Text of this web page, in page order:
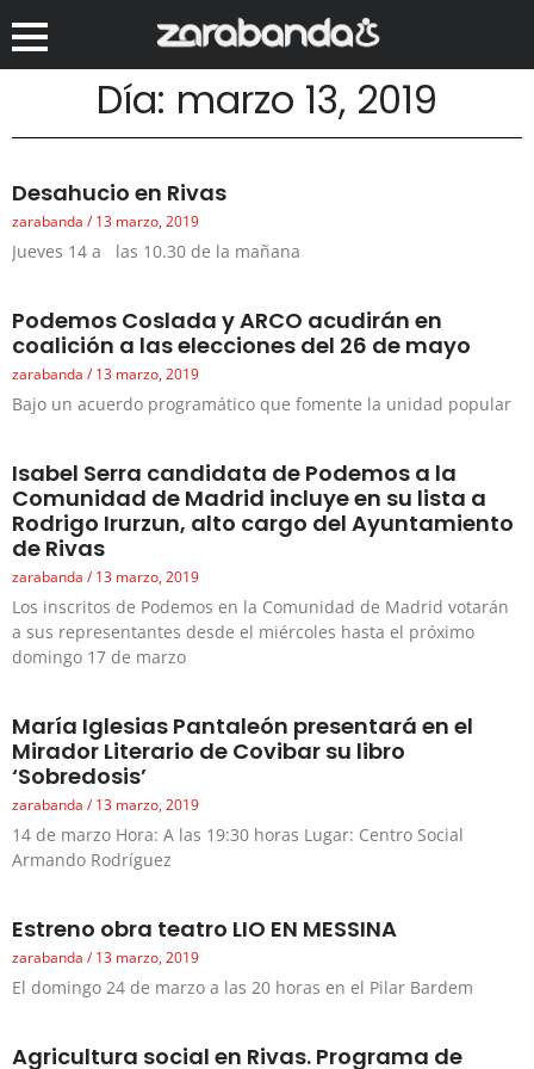
Día: marzo 13, 2019
Desahucio en Rivas
zarabanda 13 marzo, 2019
Jueves 14 a las 10.30 de la mañana
Podemos Coslada y ARCO acudirán en
coalición a las elecciones del 26 de mayo
zarabanda 13 marzo, 2019
Bajo un acuerdo programático que fomente la unidad popular
Isabel Serra candidata de Podemos a la
Comunidad de Madrid incluye en su lista a
Rodrigo Irurzun, alto cargo del Ayuntamiento
de Rivas
zarabanda 13 marzo, 2019
Los inscritos de Podemos en la Comunidad de Madrid votarán
a sus representantes desde el miércoles hasta el próximo
domingo 17 de marzo
María Iglesias Pantaleón presentará en el
Mirador Literario de Covibar su libro
‘Sobredosis’
zarabanda 13 marzo, 2019
14 de marzo Hora: A las 19:30 horas Lugar: Centro Social
Armando Rodríguez
Estreno obra teatro LIO EN MESSINA
zarabanda 13 marzo, 2019
El domingo 24 de marzo a las 20 horas en el Pilar Bardem
Agricultura social en Rivas. Programa de